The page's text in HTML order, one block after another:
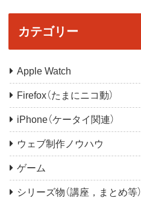
カテゴリー
Apple Watch
Firefox（たまにニコ動）
iPhone（ケータイ関連）
ウェブ制作ノウハウ
ゲーム
シリーズ物（講座，まとめ等）